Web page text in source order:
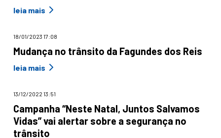
leia mais
18/01/2023 17:08
Mudança no trânsito da Fagundes dos Reis
leia mais
13/12/2022 13:51
Campanha “Neste Natal, Juntos Salvamos
Vidas” vai alertar sobre a segurança no
trânsito